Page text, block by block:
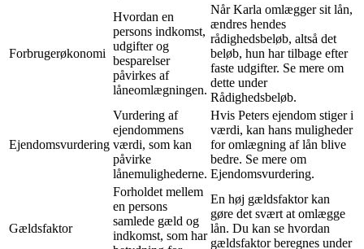
Forbrugerøkonomi
Hvordan en
persons indkomst,
udgifter og
besparelser
påvirkes af
låneomlægningen.
Når Karla omlægger sit lån,
ændres hendes
rådighedsbeløb, altså det
beløb, hun har tilbage efter
faste udgifter. Se mere om
dette under
Rådighedsbeløb.
Ejendomsvurdering
Vurdering af
ejendommens
værdi, som kan
påvirke
lånemulighederne.
Hvis Peters ejendom stiger i
værdi, kan hans muligheder
for omlægning af lån blive
bedre. Se mere om
Ejendomsvurdering.
Gældsfaktor
Forholdet mellem
en persons
samlede gæld og
indkomst, som har
En høj gældsfaktor kan
gøre det svært at omlægge
lån. Du kan se hvordan
gældsfaktor beregnes under